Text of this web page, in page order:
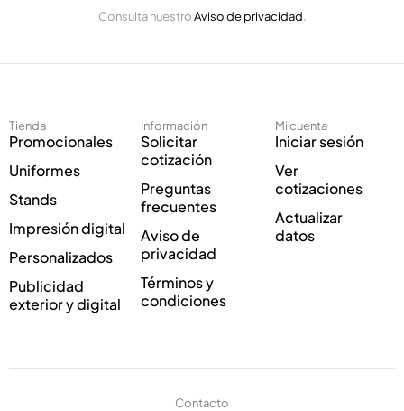
o
e
c
r
ó
i
c
C
o
e
c
n
i
c
o
*
Consulta nuestroAviso de privacidad.
Tienda
Promocionales
Uniformes
Stands
Impresión digital
Personalizados
Publicidad
exterior y digital
Información
Solicitar
cotización
Preguntas
frecuentes
Aviso de
privacidad
Términos y
condiciones
Mi cuenta
Iniciar sesión
Ver
cotizaciones
Actualizar
datos
Contacto